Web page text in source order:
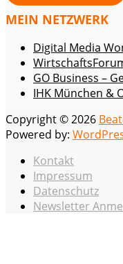
MEIN NETZWERK
Digital Media
GO Business –
IHK München &
Copyright © 2026
Powered by:
Kontakt
Impressum
Datenschutz
Newsletter